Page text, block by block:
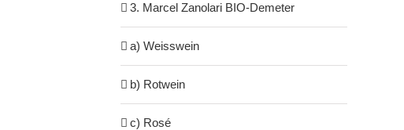
3. Marcel Zanolari BIO-Demeter
a) Weisswein
b) Rotwein
c) Rosé